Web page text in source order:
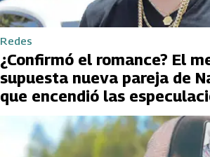
Redes
¿Confirmó el romance? El
supuesta nueva pareja de
que encendió las